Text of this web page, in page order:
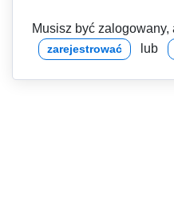
Musisz być
zarejestrować lub